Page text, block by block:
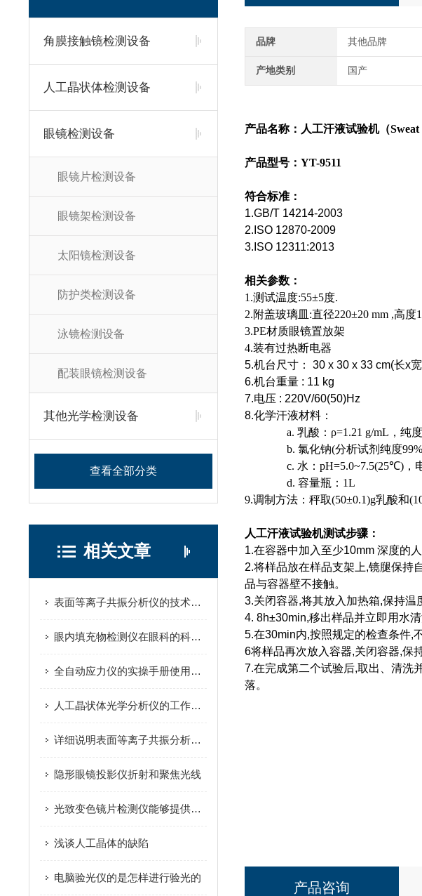
角膜接触镜检测设备
人工晶状体检测设备
眼镜检测设备
眼镜片检测设备
眼镜架检测设备
太阳镜检测设备
防护类检测设备
泳镜检测设备
配装眼镜检测设备
其他光学检测设备
查看全部分类
相关文章
表面等离子共振分析仪的技术参数包括这些方面的信息
眼内填充物检测仪在眼科的科学研究和临床实验中的作用
全自动应力仪的实操手册使用指南
人工晶状体光学分析仪的工作原理与主要功能介绍
详细说明表面等离子共振分析仪的测试步骤，速来
隐形眼镜投影仪折射和聚焦光线
光致变色镜片检测仪能够提供高精度的检测结果
浅谈人工晶体的缺陷
电脑验光仪的是怎样进行验光的
品牌 其他品牌
产地类别 国产
产品名称： 人工汗液试验机（Sweat
产品型号：YT-9511
符合标准：
1.GB/T 14214-2003
2.ISO 12870-2009
3.ISO 12311:2013
相关参数：
1.测试温度:55±5度.
2.附盖玻璃皿:直径220±20 mm ,高度
3.PE材质眼镜置放架
4.装有过热断电器
5.机台尺寸： 30 x 30 x 33 cm(长x
6.机台重量 : 11 kg
7.电压 : 220V/60(50)Hz
8.化学汗液材料：
a. 乳酸：ρ=1.21 g/mL，纯
b. 氯化钠(分析试剂纯度
c. 水：pH=5.0~7.5(25℃)，
d. 容量瓶：1L
9.调制方法：秤取(50±0.1)g乳酸和
人工汗液试验机测试步骤：
1.在容器中加入至少10mm 深度的
2.将样品放在样品支架上,镜腿保持
品与容器壁不接触。
3.关闭容器,将其放入加热箱,保持温
4. 8h±30min,移出样品并立即用水
5.在30min内,按照规定的检查条件,
6将样品再次放入容器,关闭容器,保
7.在完成第二个试验后,取出、清洗
落。
产品咨询